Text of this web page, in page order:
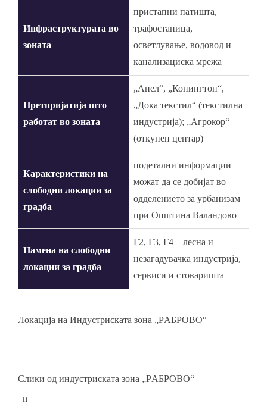
Инфраструктурата во
зоната
пристапни патишта,
трафостаница,
осветлување, водовод и
канализациска мрежа
Претпријатија што
работат во зоната
„Анел“, „Конингтон“,
„Дока текстил“ (текстилна
индустрија); „Агрокор“
(откупен центар)
Карактеристики на
слободни локации за
градба
подетални информации
можат да се добијат во
одделението за урбанизам
при Општина Валандово
Намена на слободни
локации за градба
Г2, Г3, Г4 – лесна и
незагадувачка индустрија,
сервиси и стоваришта
Локација на Индустриската зона „РAБРОВО“
Слики од индустриската зона „РAБРОВО“
n